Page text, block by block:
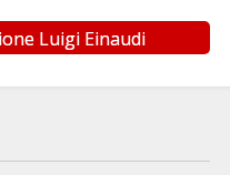
Luigi Einaudi